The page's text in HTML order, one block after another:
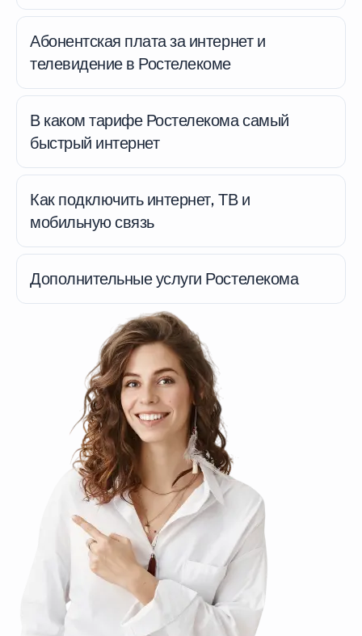
Абонентская плата за интернет и
телевидение в Ростелекоме
В каком тарифе Ростелекома самый
быстрый интернет
Как подключить интернет, ТВ и
мобильную связь
Дополнительные услуги Ростелекома